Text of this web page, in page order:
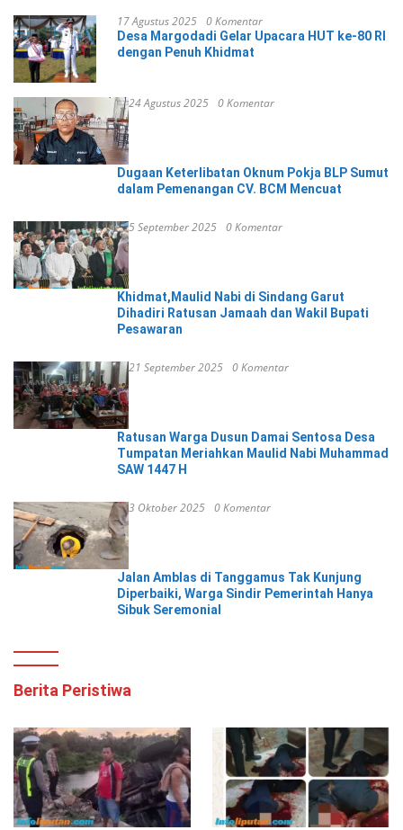
17 Agustus 2025 0 Komentar
Desa Margodadi Gelar Upacara HUT ke-80 RI
dengan Penuh Khidmat
24 Agustus 2025 0 Komentar
Dugaan Keterlibatan Oknum Pokja BLP Sumut
dalam Pemenangan CV. BCM Mencuat
5 September 2025 0 Komentar
Khidmat,Maulid Nabi di Sindang Garut
Dihadiri Ratusan Jamaah dan Wakil Bupati
Pesawaran
21 September 2025 0 Komentar
Ratusan Warga Dusun Damai Sentosa Desa
Tumpatan Meriahkan Maulid Nabi Muhammad
SAW 1447 H
3 Oktober 2025 0 Komentar
Jalan Amblas di Tanggamus Tak Kunjung
Diperbaiki, Warga Sindir Pemerintah Hanya
Sibuk Seremonial
Berita Peristiwa